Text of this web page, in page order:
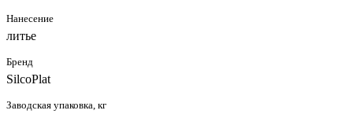
Нанесение
литье
Бренд
SilcoPlat
Заводская упаковка, кг